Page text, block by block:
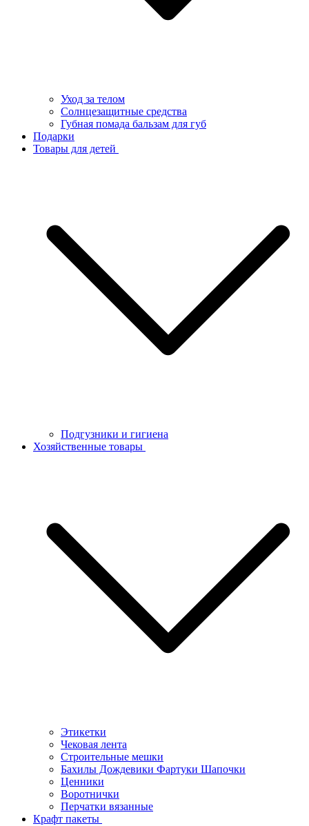
Уход за телом
Солнцезащитные средства
Губная помада бальзам для губ
Подарки
Товары для детей
Подгузники и гигиена
Хозяйственные товары
Этикетки
Чековая лента
Строительные мешки
Бахилы Дождевики Фартуки Шапочки
Ценники
Воротнички
Перчатки вязанные
Крафт пакеты